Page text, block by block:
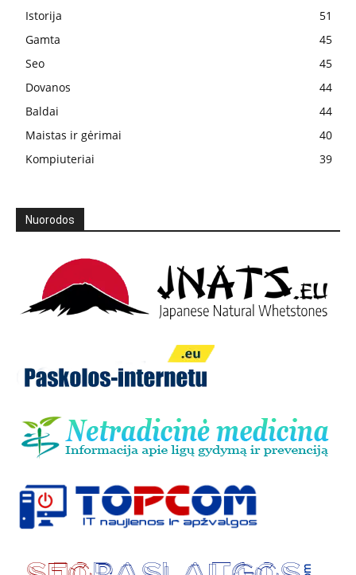
Istorija
51
Gamta
45
Seo
45
Dovanos
44
Baldai
44
Maistas ir gėrimai
40
Kompiuteriai
39
Nuorodos